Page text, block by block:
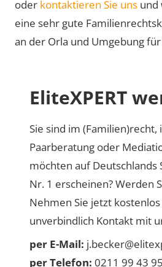
oder kontaktieren Sie uns und
eine sehr gute
an der Orla und Umgebung
EliteXPERT
Sie sind im (Familien)recht,
Paarberatung oder
möchten auf Deutschlands
Nr. 1 erscheinen? Werden
Nehmen Sie jetzt
unverbindlich Kontakt mit
per E-Mail:
per Telefon: 0211 99 43